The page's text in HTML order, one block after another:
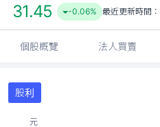
31.45 -0.06% 最近更新時間：
個股概覽 法人買賣
股利